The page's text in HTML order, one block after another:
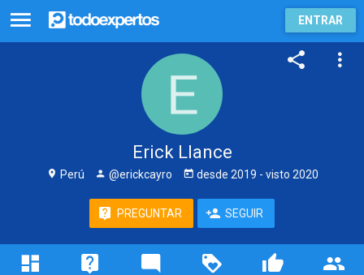
ENTRAR
Erick Llance
Perú @erickcayro desde 2019 - visto 2020
PREGUNTAR SEGUIR